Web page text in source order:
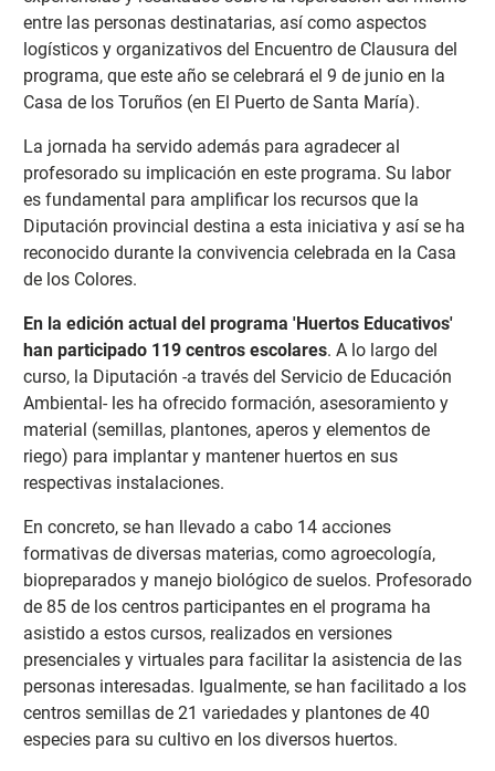
entre las personas destinatarias, así como aspectos
logísticos y organizativos del Encuentro de Clausura del
programa, que este año se celebrará el 9 de junio en la
Casa de los Toruños (en El Puerto de Santa María).
La jornada ha servido además para agradecer al
profesorado su implicación en este programa. Su labor
es fundamental para amplificar los recursos que la
Diputación provincial destina a esta iniciativa y así se ha
reconocido durante la convivencia celebrada en la Casa
de los Colores.
En la edición actual del programa 'Huertos Educativos'
han participado 119 centros escolares. A lo largo del
curso, la Diputación -a través del Servicio de Educación
Ambiental- les ha ofrecido formación, asesoramiento y
material (semillas, plantones, aperos y elementos de
riego) para implantar y mantener huertos en sus
respectivas instalaciones.
En concreto, se han llevado a cabo 14 acciones
formativas de diversas materias, como agroecología,
biopreparados y manejo biológico de suelos. Profesorado
de 85 de los centros participantes en el programa ha
asistido a estos cursos, realizados en versiones
presenciales y virtuales para facilitar la asistencia de las
personas interesadas. Igualmente, se han facilitado a los
centros semillas de 21 variedades y plantones de 40
especies para su cultivo en los diversos huertos.